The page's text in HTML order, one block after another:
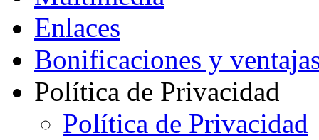
Enlaces
Bonificaciones y
Política de Privacidad
Política de Privacidad